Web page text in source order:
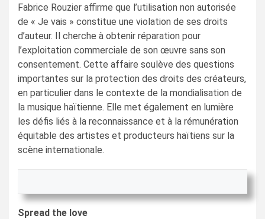
Fabrice Rouzier affirme que l’utilisation non autorisée
de « Je vais » constitue une violation de ses droits
d’auteur. Il cherche à obtenir réparation pour
l’exploitation commerciale de son œuvre sans son
consentement. Cette affaire soulève des questions
importantes sur la protection des droits des créateurs,
en particulier dans le contexte de la mondialisation de
la musique haïtienne. Elle met également en lumière
les défis liés à la reconnaissance et à la rémunération
équitable des artistes et producteurs haïtiens sur la
scène internationale.
Spread the love